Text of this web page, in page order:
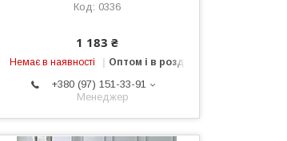
0336
1 183 ₴
Немає в наявності Оптом і в роздріб
+380 (97) 151-33-91
Менеджер